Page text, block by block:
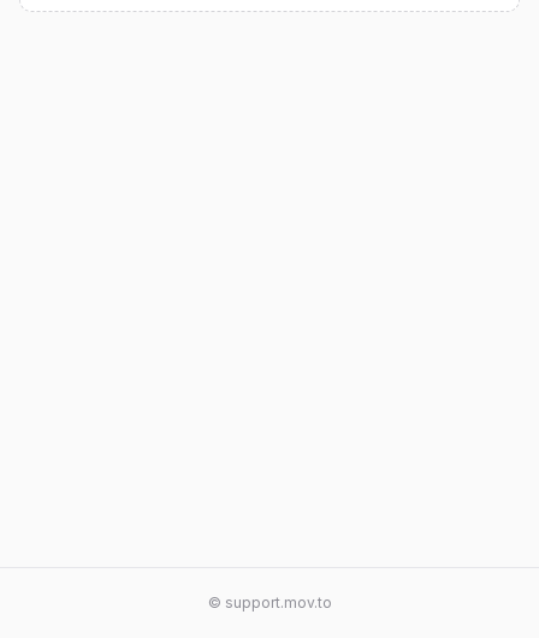
© support.mov.to